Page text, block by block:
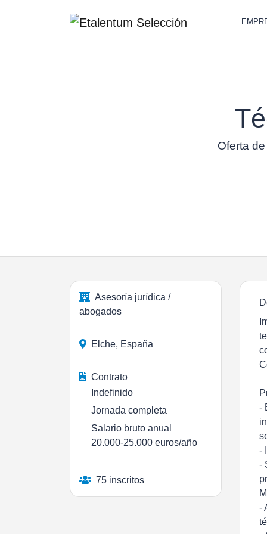
Oferta
Asesoría jurídica /
abogados
Elche, España
Contrato
Indefinido
Jornada completa
Salario bruto anual
20.000-25.000 euros/año
75 inscritos
-
-
-
-